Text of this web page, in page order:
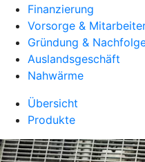
Finanzierung
Vorsorge &
Gründung &
Auslandsgeschäft
Nahwärme
Übersicht
Produkte